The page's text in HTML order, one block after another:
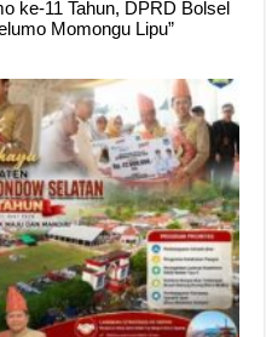
ke-11 Tahun, DPRD Bolsel
Momongu Lipu”